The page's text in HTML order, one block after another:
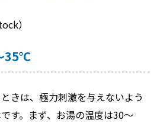
）
35℃
きは、極力刺激を与えないよう
す。まず、お湯の温度は30～